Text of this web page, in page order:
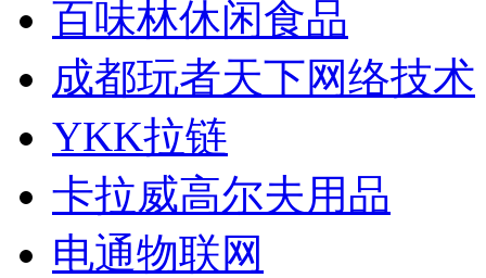
百味林休闲食品
成都玩者天下网络技术
YKK拉链
卡拉威高尔夫用品
电通物联网